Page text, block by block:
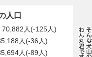
人口
70,882人(-125人)
人(-36人)
人(-89人)